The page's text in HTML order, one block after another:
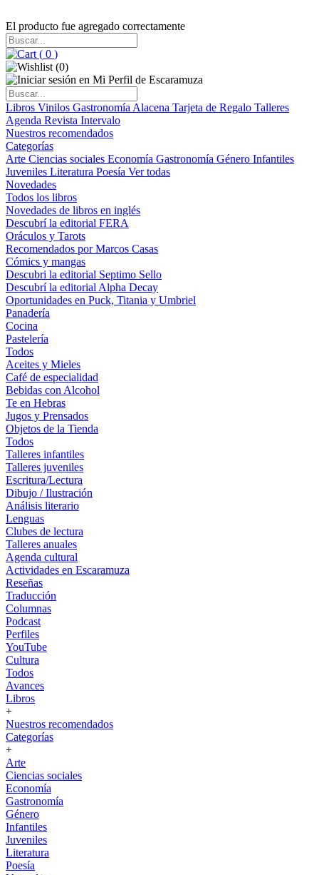
El producto fue agregado correctamente
( 0 )
(0)
Libros Vinilos Gastronomía Alacena Tarjeta de Regalo Talleres
Agenda Revista Intervalo
Nuestros recomendados
Categorías
Arte Ciencias sociales Economía Gastronomía Género Infantiles
Juveniles Literatura Poesía Ver todas
Novedades
Todos los libros
Novedades de libros en inglés
Descubrí la editorial FERA
Oráculos y Tarots
Recomendados por Marcos Casas
Cómics y mangas
Descubri la editorial Septimo Sello
Descubrí la editorial Alpha Decay
Oportunidades en Puck, Titania y Umbriel
Panadería
Cocina
Pastelería
Todos
Aceites y Mieles
Café de especialidad
Bebidas con Alcohol
Te en Hebras
Jugos y Prensados
Objetos de la Tienda
Todos
Talleres infantiles
Talleres juveniles
Escritura/Lectura
Dibujo / Ilustración
Análisis literario
Lenguas
Clubes de lectura
Talleres anuales
Agenda cultural
Actividades en Escaramuza
Reseñas
Traducción
Columnas
Podcast
Perfiles
YouTube
Cultura
Todos
Avances
Libros
+
Nuestros recomendados
Categorías
+
Arte
Ciencias sociales
Economía
Gastronomía
Género
Infantiles
Juveniles
Literatura
Poesía